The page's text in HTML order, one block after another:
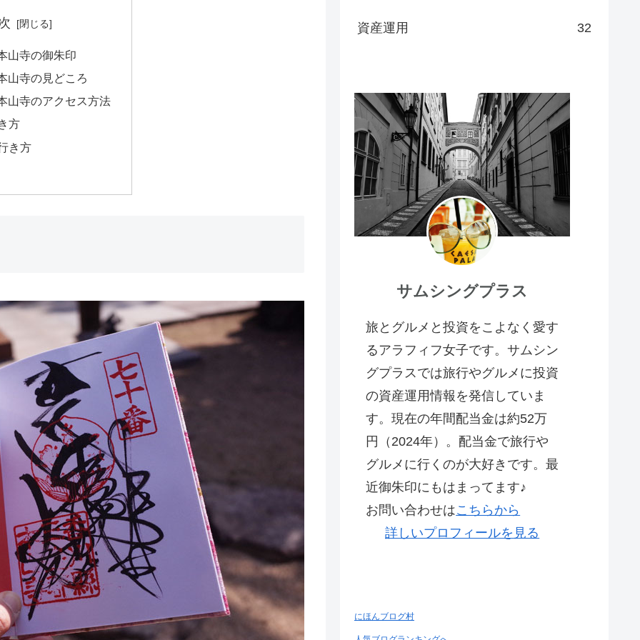
山寺の御朱印
山寺の見どころ
山寺のアクセス方法
方
き方
資産運用 32
サムシングプラス
旅とグルメと投資をこよなく愛す
るアラフィフ女子です。サムシン
グプラスでは旅行やグルメに投資
の資産運用情報を発信していま
す。現在の年間配当金は約52万
円（2024年）。配当金で旅行や
グルメに行くのが大好きです。最
近御朱印にもはまってます♪
お問い合わせはこちらから
詳しいプロフィールを見る
にほんブログ村